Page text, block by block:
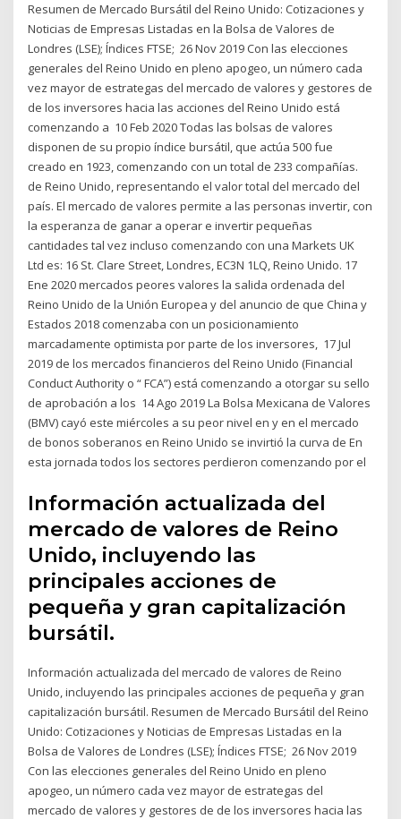
Resumen de Mercado Bursátil del Reino Unido: Cotizaciones y
Noticias de Empresas Listadas en la Bolsa de Valores de
Londres (LSE); Índices FTSE; 26 Nov 2019 Con las elecciones
generales del Reino Unido en pleno apogeo, un número cada
vez mayor de estrategas del mercado de valores y gestores de
de los inversores hacia las acciones del Reino Unido está
comenzando a 10 Feb 2020 Todas las bolsas de valores
disponen de su propio índice bursátil, que actúa 500 fue
creado en 1923, comenzando con un total de 233 compañías.
de Reino Unido, representando el valor total del mercado del
país. El mercado de valores permite a las personas invertir, con
la esperanza de ganar a operar e invertir pequeñas
cantidades tal vez incluso comenzando con una Markets UK
Ltd es: 16 St. Clare Street, Londres, EC3N 1LQ, Reino Unido. 17
Ene 2020 mercados peores valores la salida ordenada del
Reino Unido de la Unión Europea y del anuncio de que China y
Estados 2018 comenzaba con un posicionamiento
marcadamente optimista por parte de los inversores, 17 Jul
2019 de los mercados financieros del Reino Unido (Financial
Conduct Authority o “ FCA”) está comenzando a otorgar su sello
de aprobación a los 14 Ago 2019 La Bolsa Mexicana de Valores
(BMV) cayó este miércoles a su peor nivel en y en el mercado
de bonos soberanos en Reino Unido se invirtió la curva de En
esta jornada todos los sectores perdieron comenzando por el
Información actualizada del
mercado de valores de Reino
Unido, incluyendo las
principales acciones de
pequeña y gran capitalización
bursátil.
Información actualizada del mercado de valores de Reino
Unido, incluyendo las principales acciones de pequeña y gran
capitalización bursátil. Resumen de Mercado Bursátil del Reino
Unido: Cotizaciones y Noticias de Empresas Listadas en la
Bolsa de Valores de Londres (LSE); Índices FTSE; 26 Nov 2019
Con las elecciones generales del Reino Unido en pleno
apogeo, un número cada vez mayor de estrategas del
mercado de valores y gestores de de los inversores hacia las